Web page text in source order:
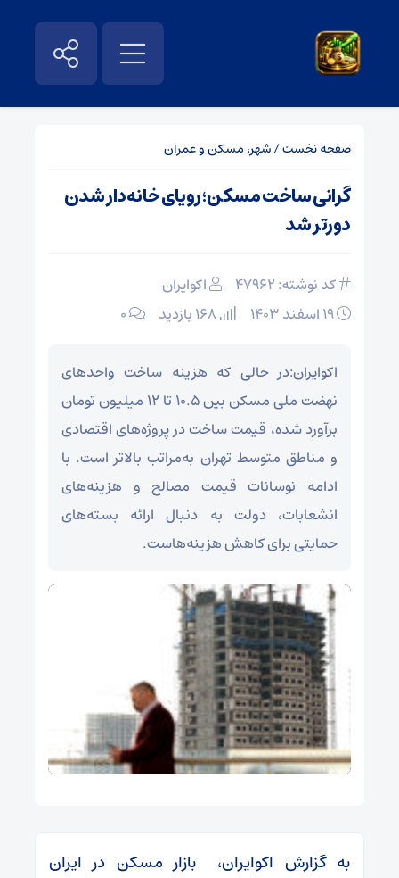
صفحه نخست/شهر، مسکن و عمران
گرانی ساخت مسکن؛ رویای خانه‌دار شدن
دورتر شد
کد نوشته: 47962
اکوایران
۰
اکوایران:در حالی که هزینه ساخت واحدهای
نهضت ملی مسکن بین ۱۰.۵ تا ۱۲ میلیون تومان
برآورد شده، قیمت ساخت در پروژه‌های اقتصادی
و مناطق متوسط تهران به‌مراتب بالاتر است. با
ادامه نوسانات قیمت مصالح و هزینه‌های
انشعابات، دولت به دنبال ارائه بسته‌های
حمایتی برای کاهش هزینه‌هاست.
به گزارش اکوایران، بازار مسکن در ایران